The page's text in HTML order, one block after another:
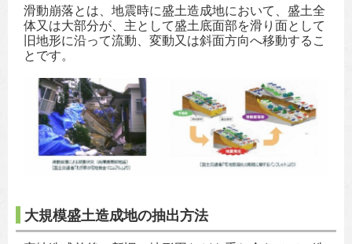
滑動崩落とは、地震時に盛土造成地において、盛土全
体又は大部分が、主として盛土底面部を滑り面として
旧地形に沿って流動、変動又は斜面方向へ移動するこ
とです。
大規模盛土造成地の抽出方法